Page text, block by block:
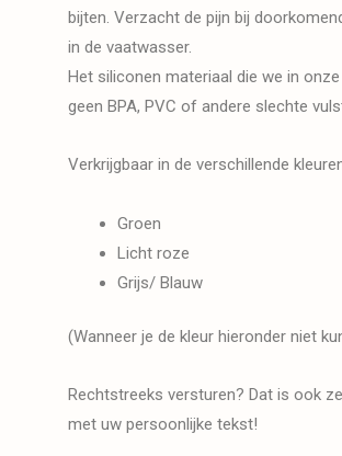
bijten. Verzacht de pijn bij
in de vaatwasser.
Het siliconen materiaal die we in
geen BPA, PVC of andere slechte
Verkrijgbaar in de verschillende
Groen
Licht roze
Grijs/ Blauw
(Wanneer je de kleur hieronder niet
Rechtstreeks versturen? Dat is ook
met uw persoonlijke tekst!